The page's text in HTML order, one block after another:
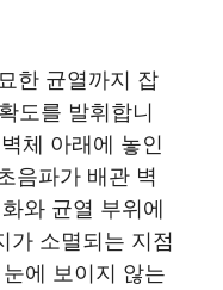
한 균열까지 잡
도를 발휘합니
체 아래에 놓인
음파가 배관 벽
와 균열 부위에
가 소멸되는 지점
에 보이지 않는